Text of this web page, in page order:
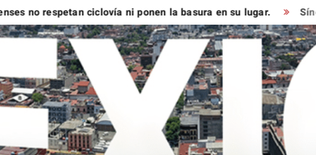
ciclovía ni ponen la basura en su lugar. Síndico